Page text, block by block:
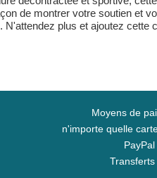
de montrer votre soutien et
plus et ajoutez cette
Moyens de
n'importe quelle
PayPal
Transferts